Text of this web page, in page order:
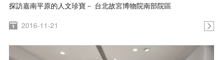
探訪嘉南平原的人文珍寶－ 台北故宮博物院南部院區
2016-11-21